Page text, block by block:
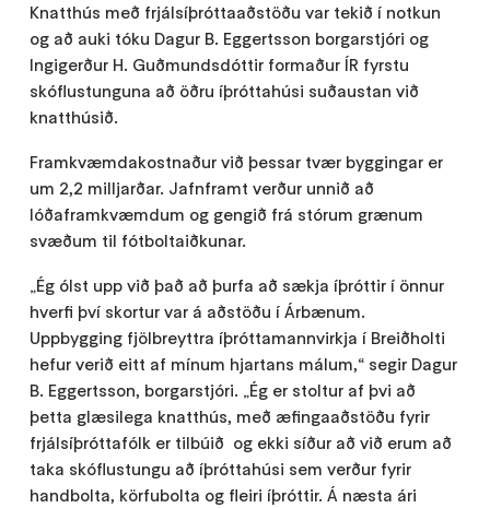
Knatthús með frjálsíþróttaaðstöðu var tekið í notkun
og að auki tóku Dagur B. Eggertsson borgarstjóri og
Ingigerður H. Guðmundsdóttir formaður ÍR fyrstu
skóflustunguna að öðru íþróttahúsi suðaustan við
knatthúsið.
Framkvæmdakostnaður við þessar tvær byggingar er
um 2,2 milljarðar. Jafnframt verður unnið að
lóðaframkvæmdum og gengið frá stórum grænum
svæðum til fótboltaiðkunar.
„Ég ólst upp við það að þurfa að sækja íþróttir í önnur
hverfi því skortur var á aðstöðu í Árbænum.
Uppbygging fjölbreyttra íþróttamannvirkja í Breiðholti
hefur verið eitt af mínum hjartans málum,“ segir Dagur
B. Eggertsson, borgarstjóri. „Ég er stoltur af þvi að
þetta glæsilega knatthús, með æfingaaðstöðu fyrir
frjálsíþróttafólk er tilbúið og ekki síður að við erum að
taka skóflustungu að íþróttahúsi sem verður fyrir
handbolta, körfubolta og fleiri íþróttir. Á næsta ári